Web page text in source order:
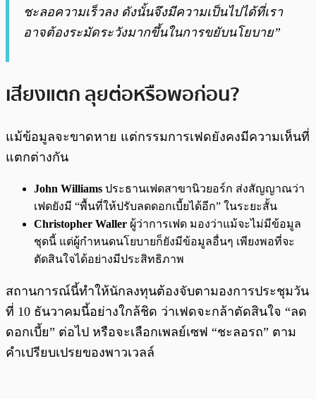
ชะลอความเร็วลง ดังนั้นจึงมีความเป็นไปได้ที่เรา
อาจต้องระมัดระวังมากขึ้นในการขยับนโยบาย”
เสียงแตก ลุยต่อหรือพอก่อน?
แม้ข้อมูลจะขาดหาย แต่กรรมการเฟดยังคงมีความเห็นที่
แตกต่างกัน
John Williams ประธานเฟดสาขานิวยอร์ก ส่งสัญญาณว่า
เฟดยังมี “พื้นที่ให้ปรับลดดอกเบี้ยได้อีก” ในระยะสั้น
Christopher Waller ผู้ว่าการเฟด มองว่าแม้จะไม่มีข้อมูล
ชุดนี้ แต่ผู้กำหนดนโยบายก็ยังมีข้อมูลอื่นๆ เพียงพอที่จะ
ตัดสินใจได้อย่างมีประสิทธิภาพ
สถานการณ์นี้ทำให้นักลงทุนต้องจับตามองการประชุมวัน
ที่ 10 ธันวาคมนี้อย่างใกล้ชิด ว่าเฟดจะกล้าตัดสินใจ “ลด
ดอกเบี้ย” ต่อไป หรือจะเลือกเพลย์เซฟ “ชะลอรถ” ตาม
คำเปรียบเปรยของพาวเวลล์